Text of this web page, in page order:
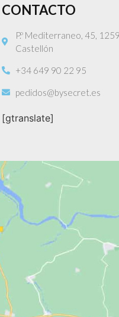
CONTACTO
P.º Mediterraneo, 45,
Castellón
+34 649 90 22 95
pedidos@bysecret.es
[gtranslate]